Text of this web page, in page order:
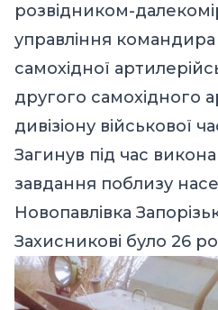
розвідником-
управління командира
самохідної
другого самохідного
дивізіону військової
Загинув під час
завдання поблизу
Новопавлівка
Захисникові було 26